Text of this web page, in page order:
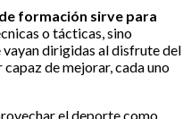
formación sirve para
o tácticas, sino
dirigidas al disfrute del
de mejorar, cada uno
el deporte como